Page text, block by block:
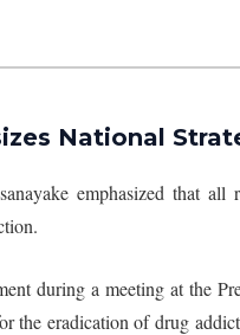
National
emphasized that
during a meeting at the
the eradication of drug